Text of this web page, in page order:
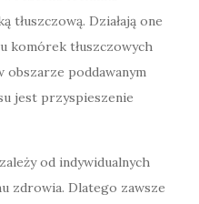
tłuszczową. Działają one
komórek tłuszczowych
poddawanym
jest przyspieszenie
zależy od indywidualnych
zdrowia. Dlatego zawsze